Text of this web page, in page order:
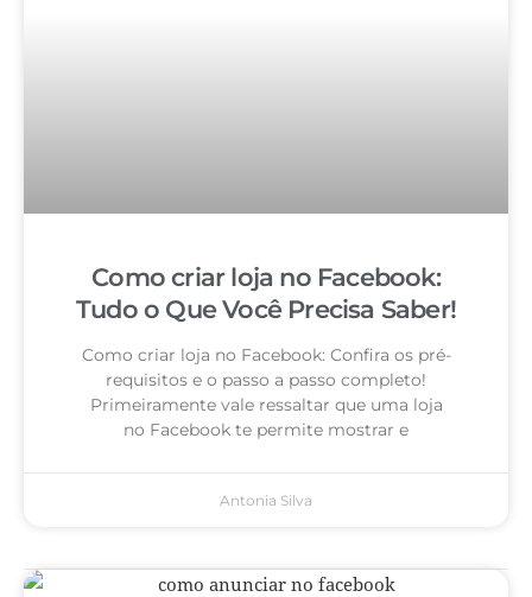
Como criar loja no Facebook:
Tudo o Que Você Precisa Saber!
Como criar loja no Facebook: Confira os pré-
requisitos e o passo a passo completo!
Primeiramente vale ressaltar que uma loja
no Facebook te permite mostrar e
Antonia Silva